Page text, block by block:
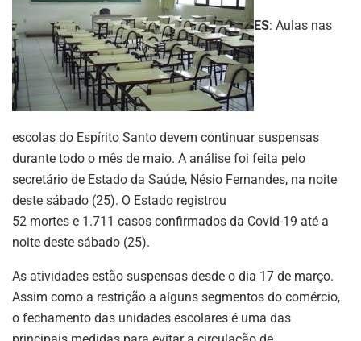
ES: Aulas nas
escolas do Espírito Santo devem continuar suspensas
durante todo o mês de maio. A análise foi feita pelo
secretário de Estado da Saúde, Nésio Fernandes, na noite
deste sábado (25). O Estado registrou
52 mortes e 1.711 casos confirmados da Covid-19 até a
noite deste sábado (25).
As atividades estão suspensas desde o dia 17 de março.
Assim como a restrição a alguns segmentos do comércio,
o fechamento das unidades escolares é uma das